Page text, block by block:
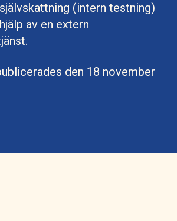
(intern testning)
av en extern
den 18 november